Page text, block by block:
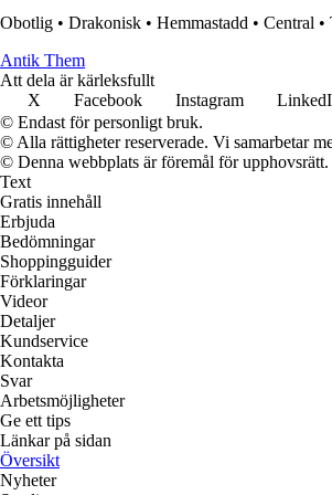
Obotlig • Drakonisk • Hemmastadd • Central •
Antik Them
Att dela är kärleksfullt
X
Facebook Instagram
© Endast för personligt bruk.
© Alla rättigheter reserverade. Vi samarbetar
© Denna webbplats är föremål för
Text
Gratis innehåll
Erbjuda
Bedömningar
Shoppingguider
Förklaringar
Videor
Detaljer
Kundservice
Kontakta
Svar
Arbetsmöjligheter
Ge ett tips
Länkar på sidan
Översikt
Nyheter